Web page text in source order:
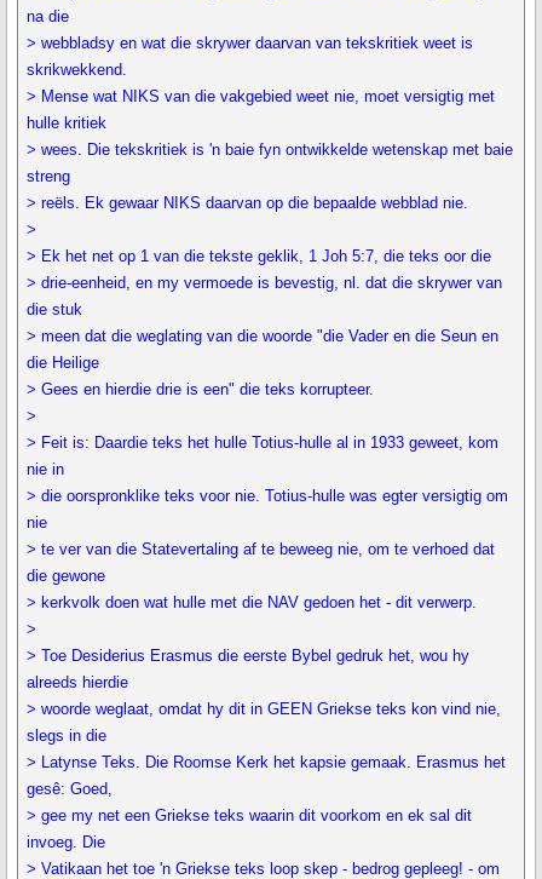
na die
> webbladsy en wat die skrywer daarvan van tekskritiek weet is
skrikwekkend.
> Mense wat NIKS van die vakgebied weet nie, moet versigtig met
hulle kritiek
> wees. Die tekskritiek is 'n baie fyn ontwikkelde wetenskap met baie
streng
> reëls. Ek gewaar NIKS daarvan op die bepaalde webblad nie.
>
> Ek het net op 1 van die tekste geklik, 1 Joh 5:7, die teks oor die
> drie-eenheid, en my vermoede is bevestig, nl. dat die skrywer van
die stuk
> meen dat die weglating van die woorde "die Vader en die Seun en
die Heilige
> Gees en hierdie drie is een" die teks korrupteer.
>
> Feit is: Daardie teks het hulle Totius-hulle al in 1933 geweet, kom
nie in
> die oorspronklike teks voor nie. Totius-hulle was egter versigtig om
nie
> te ver van die Statevertaling af te beweeg nie, om te verhoed dat
die gewone
> kerkvolk doen wat hulle met die NAV gedoen het - dit verwerp.
>
> Toe Desiderius Erasmus die eerste Bybel gedruk het, wou hy
alreeds hierdie
> woorde weglaat, omdat hy dit in GEEN Griekse teks kon vind nie,
slegs in die
> Latynse Teks. Die Roomse Kerk het kapsie gemaak. Erasmus het
gesê: Goed,
> gee my net een Griekse teks waarin dit voorkom en ek sal dit
invoeg. Die
> Vatikaan het toe 'n Griekse teks loop skep - bedrog gepleeg! - om